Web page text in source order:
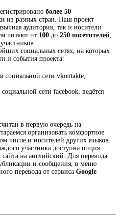
более 50
из разных стран. Наш проект
аудитория, так и носители
читают от 100 до 250 посетителей
социальных сетях, на которых
и события проекта:
социальной сети vkontakte,
сети facebook, ведётся
в первую очередь на
организовать комфортное
числе и носителей других языков.
участника доступна опция
на английский. Для перевода
и сообщения, в меню
перевода от сервиса Google